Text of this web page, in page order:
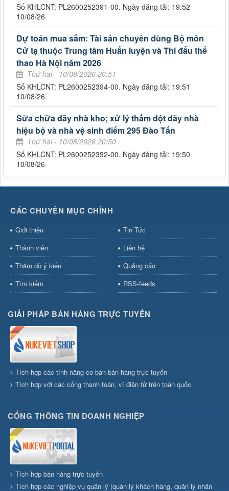
Số KHLCNT: PL2600252391-00. Ngày đăng tải: 19:52
10/08/26
Dự toán mua sắm: Tài sản chuyên dùng Bộ môn
Cử tạ thuộc Trung tâm Huấn luyện và Thi đấu thể
thao Hà Nội năm 2026
Thứ hai - 10/08/2026 20:51
Số KHLCNT: PL2600252394-00. Ngày đăng tải: 19:51
10/08/26
Sửa chữa dãy nhà kho; xử lý thấm dột dãy nhà
hiệu bộ và nhà vệ sinh điểm 295 Đào Tấn
Thứ hai - 10/08/2026 20:50
Số KHLCNT: PL2600252392-00. Ngày đăng tải: 19:50
10/08/26
CÁC CHUYÊN MỤC CHÍNH
Giới thiệu
Tin Tức
Thành viên
Liên hệ
Thăm dò ý kiến
Quảng cáo
Tìm kiếm
RSS-feeds
GIẢI PHÁP BÁN HÀNG TRỰC TUYẾN
Tích hợp các tính năng cơ bản bán hàng trực tuyến
Tích hợp với các cổng thanh toán, ví điện tử trên toàn quốc
CỔNG THÔNG TIN DOANH NGHIỆP
Tích hợp bán hàng trực tuyến
Tích hợp các nghiệp vụ quản lý (quản lý khách hàng, quản lý nhân